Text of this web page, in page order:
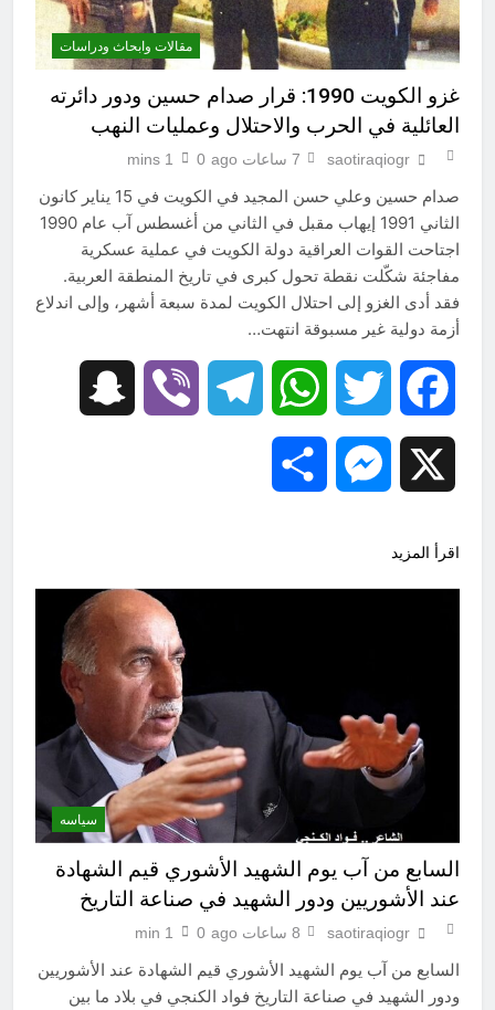
مقالات وابحاث ودراسات
غزو الكويت 1990: قرار صدام حسين ودور دائرته
العائلية في الحرب والاحتلال وعمليات النهب
saotiraqiogr 7 ساعات ago 0
1 mins
صدام حسين وعلي حسن المجيد في الكويت في 15 يناير كانون
الثاني 1991 إيهاب مقبل في الثاني من أغسطس آب عام 1990
اجتاحت القوات العراقية دولة الكويت في عملية عسكرية
مفاجئة شكّلت نقطة تحول كبرى في تاريخ المنطقة العربية.
فقد أدى الغزو إلى احتلال الكويت لمدة سبعة أشهر، وإلى اندلاع
أزمة دولية غير مسبوقة انتهت…
Facebook
Twitter
WhatsApp
Telegram
Viber
Messenger
اقرأ المزيد
سياسه
السابع من آب يوم الشهيد الأشوري قيم الشهادة
عند الأشوريين ودور الشهيد في صناعة التاريخ
saotiraqiogr 8 ساعات ago 0
1 min
السابع من آب يوم الشهيد الأشوري قيم الشهادة عند الأشوريين
ودور الشهيد في صناعة التاريخ فواد الكنجي في بلاد ما بين